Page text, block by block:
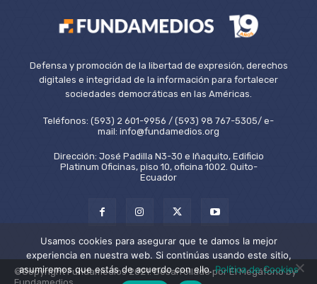
Defensa y promoción de la libertad de expresión, derechos
digitales e integridad de la información para fortalecer
sociedades democráticas en las Américas.
Teléfonos: (593) 2 601-9956 / (593) 98 767-5305/ e-
mail: info@fundamedios.org
Dirección: José Padilla N3-30 e Iñaquito, Edificio
Platinum Oficinas, piso 10, oficina 1002. Quito-
Ecuador
©Copyright Fundamedios 2021. Desarrollado por El Megáfono by
Usamos cookies para asegurar que te damos la mejor
experiencia en nuestra web. Si continúas usando este sitio,
asumiremos que estás de acuerdo con ello.Política de Cookies